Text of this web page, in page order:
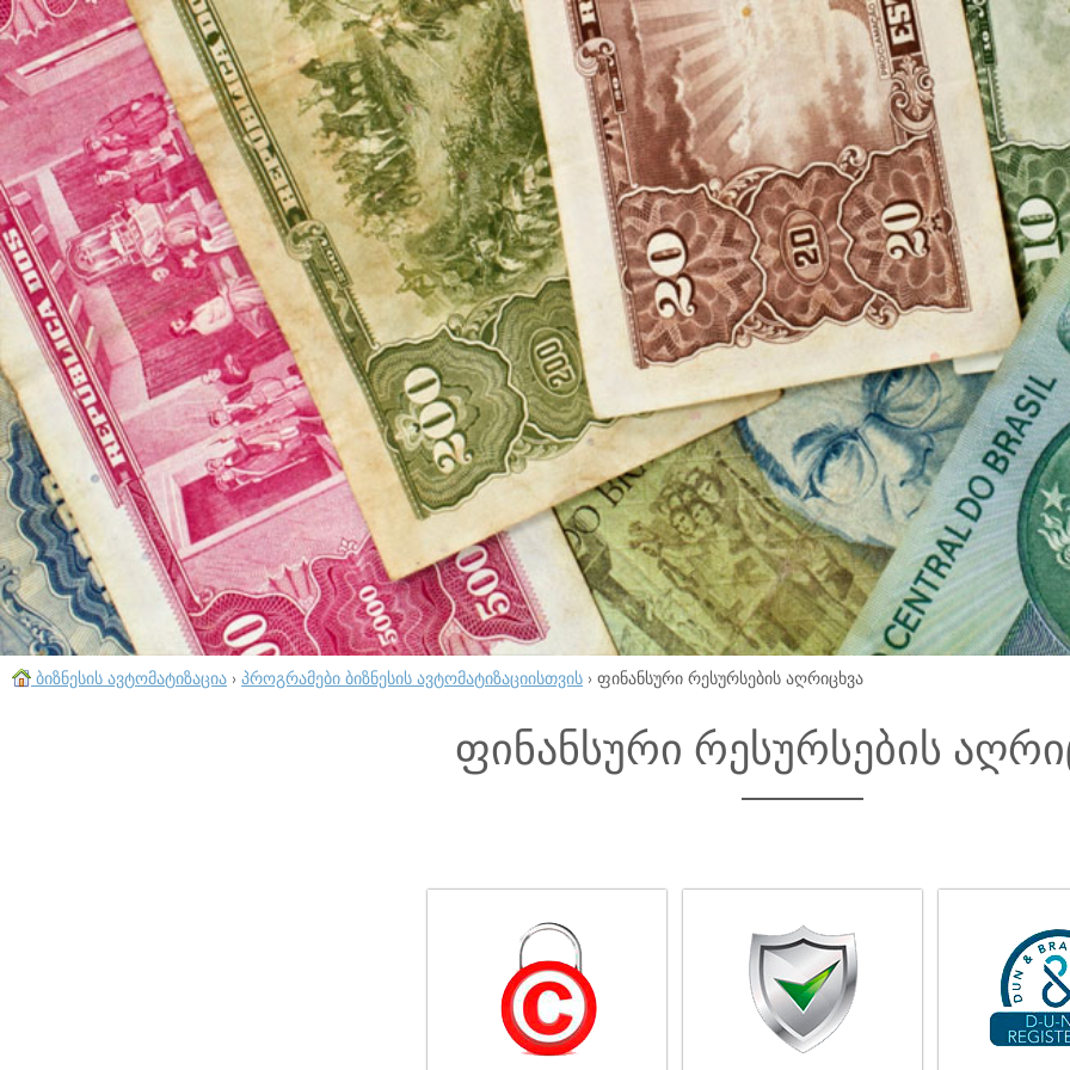
ბიზნესის ავტომატიზაცია › პროგრამები ბიზნესის ავტომატიზაციისთვის › ფინანსური რესურსების აღრიცხვა
ფინანსური რესურსების